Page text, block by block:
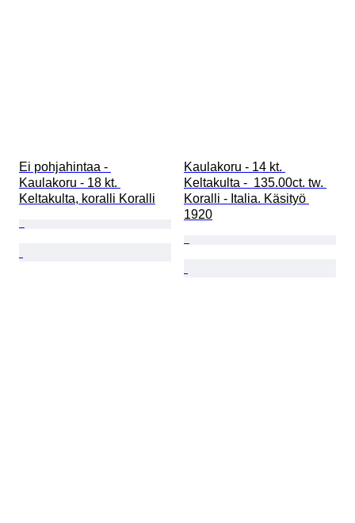
Ei pohjahintaa -
Kaulakoru - 18 kt.
Keltakulta, koralli Koralli
Kaulakoru - 14 kt.
Keltakulta -  135.00ct. tw.
Koralli - Italia. Käsityö
1920